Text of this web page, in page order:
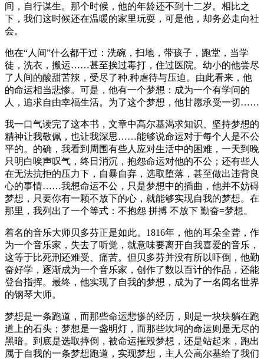
间，自行谋生。那个时候，他的年龄还不到十二岁。相比之
下，我们这时候还在温暖的家里玩耍，可是他，却务必走向社
会。
他在“人间”什么都干过：洗碗，扫地，带孩子，跑堂，当学
徒，洗衣，搬运……甚至挨过毒打，住过医院。幼小的他尝尽
了人间的酸甜苦辣，受尽了种.种虐待与压迫。由此看来，他
的命运相当悲惨。可是，他有一个梦想：成为一个有学问的
人，追求自由幸福生活。为了这个梦想，他甘愿承受一切……
我一口气读完了这本书，文章中高尔基渴求知识、坚持梦想的
精神让我敬佩，也让我深思……能够说命运对于每个人是不公
平的。的确，我看到周围有些人应对生活中的困难，一天到晚
只明白唉声叹气，终日消沉，抱怨命运对他的不公；还有些人
在无法抗拒的压力下，自暴自弃，选取堕落，甚至做出违背良
心的事情……我想命运不公，只是梦想中的插曲，他并不妨碍
梦想，只要你有一颗不放下的心，就能够实现自我的梦想。在
那里，我列出了一个等式：不抱怨 拼搏 不放下 勤奋=梦想。
着名的音乐大师贝多芬正是如此。1816年，他的耳朵全聋，作
为一个音乐家，失去了听觉，就意味要离开自我喜爱的音乐，
这等于比死刑还难受、痛苦。但贝多芬并没有所以吓倒，他勤
奋好学，逐渐成为一个音乐家，创作了数以百计的作品，还能
登台指挥。最终，他实现了自我的梦想，成为了一名闻名世界
的钢琴大师。
梦想是一条跑道，而那些命运悲惨的经历，则是一块块躺在跑
道上的石头；梦想是一盏明灯，而那些坎坷的命运则是无尽的
黑暗。到底是选取摔倒，被命运摧毁梦想，还是站起来，跑出
属于自我的一条梦想跑道，实现梦想，主人公高尔基给了我们